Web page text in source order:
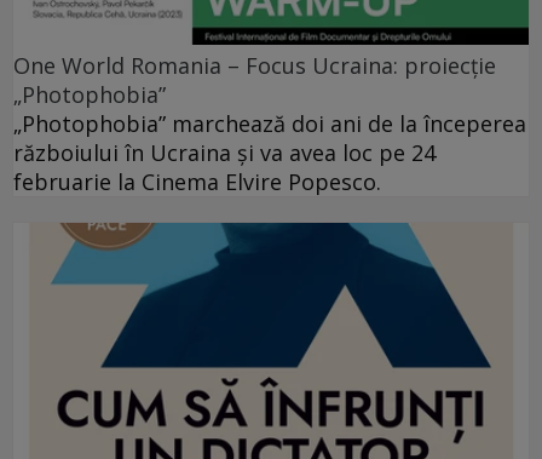
One World Romania – Focus Ucraina: proiecție
„Photophobia”
„Photophobia” marchează doi ani de la începerea
războiului în Ucraina și va avea loc pe 24
februarie la Cinema Elvire Popesco.